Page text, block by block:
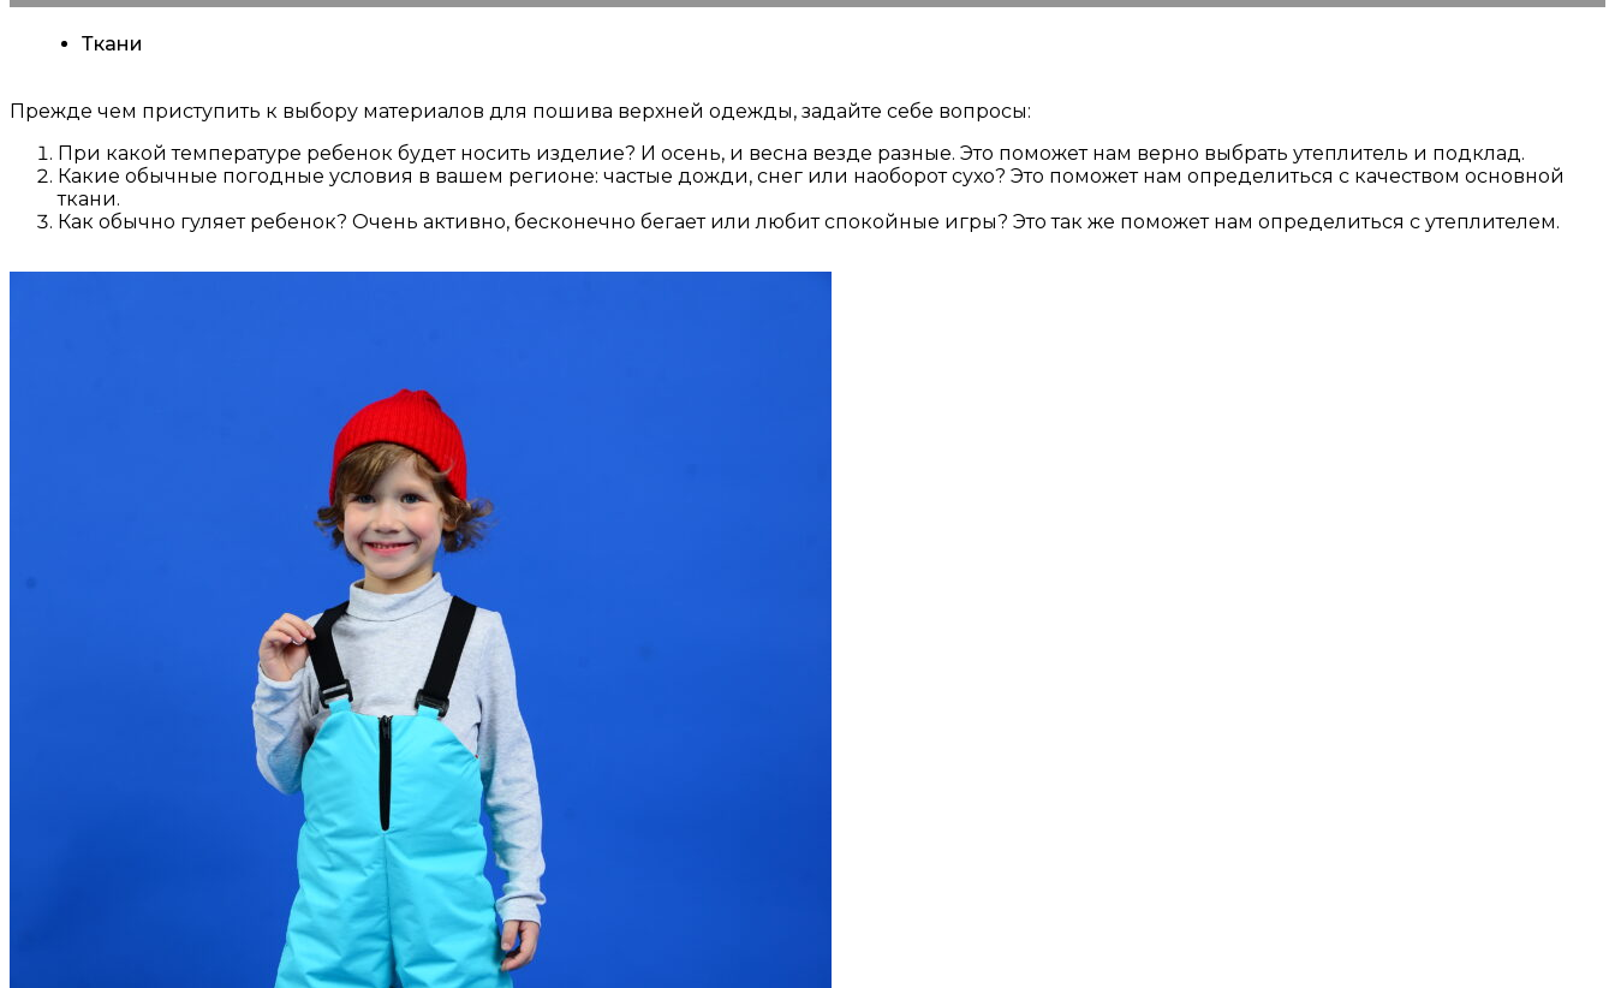
Ткани
Прежде чем приступить к выбору материалов для пошива верхней одежды, задайте себе вопросы:
При какой температуре ребенок будет носить изделие? И осень, и весна везде разные. Это поможет нам верно выбрать утеплитель и подклад.
Какие обычные погодные условия в вашем регионе: частые дожди, снег или наоборот сухо? Это поможет нам определиться с качеством основной
ткани.
Как обычно гуляет ребенок? Очень активно, бесконечно бегает или любит спокойные игры? Это так же поможет нам определиться с утеплителем.